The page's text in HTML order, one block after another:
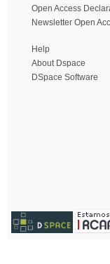
Open Access
Newsletter Open
Help
About Dspace
DSpace Software